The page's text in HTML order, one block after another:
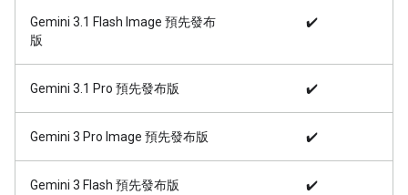
Gemini 3.1 Flash Image 預先發布
版
✔️
Gemini 3.1 Pro 預先發布版 ✔️
Gemini 3 Pro Image 預先發布版 ✔️
Gemini 3 Flash 預先發布版 ✔️